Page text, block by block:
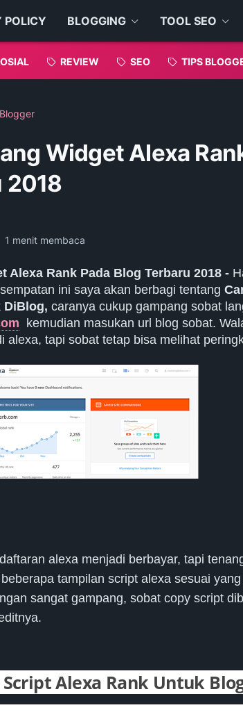
POLICY BLOGGING TOOL SEO
REVIEW SEO TIPS
Widget Alexa
2018
1 menit membaca
Alexa Rank Pada Blog Terbaru 2018 -
ini saya akan berbagi tentang
DiBlog, caranya cukup gampang sobat
kemudian masukan url blog sobat.
alexa, tapi sobat tetap bisa melihat
alexa menjadi berbayar, tapi
tampilan script alexa sesuai
sangat gampang, sobat copy script
Alexa Rank Untuk